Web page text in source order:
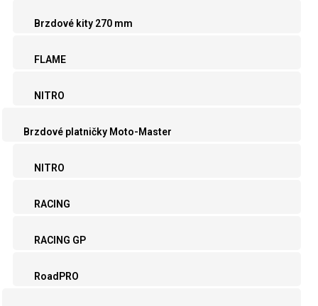
Brzdové kity 270 mm
FLAME
NITRO
Brzdové platničky Moto-Master
NITRO
RACING
RACING GP
RoadPRO